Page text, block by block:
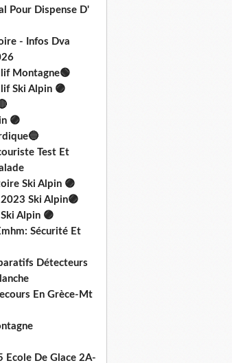
Pour Dispense D'
- Infos Dva
Montagne🟢
Ski Alpin 🟣
🟣
Test Et
Ski Alpin 🟣
Ski Alpin🟣
Alpin 🟣
Sécurité Et
Détecteurs
En Grèce-Mt
Ecole De Glace 2A-